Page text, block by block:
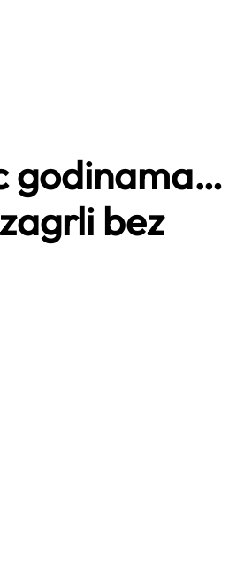
godinama…
bez